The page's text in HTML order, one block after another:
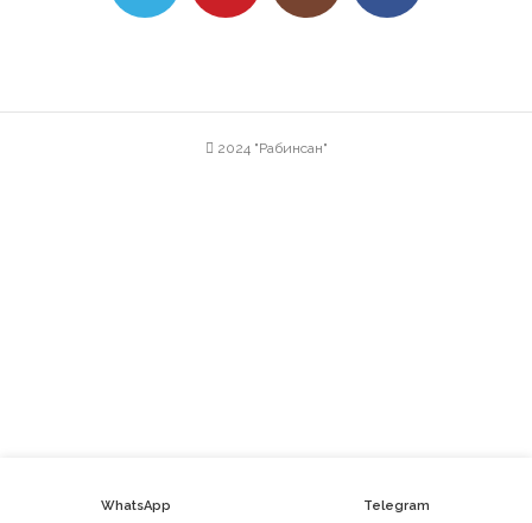
2024 "Рабинсан"
WhatsApp Telegram